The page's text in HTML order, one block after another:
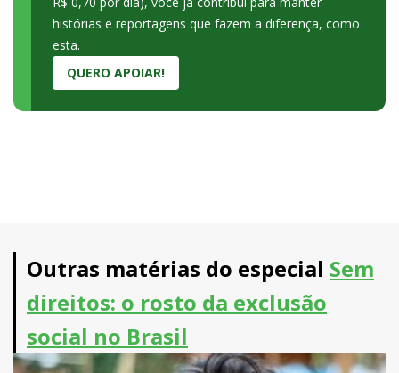
histórias e reportagens que fazem a diferença, como
esta.
QUERO APOIAR!
Outras matérias do especial Sem
direitos: o rosto da exclusão
social no Brasil